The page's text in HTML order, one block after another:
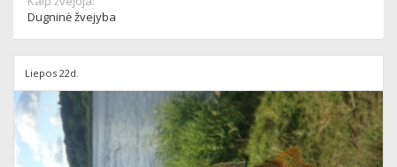
Dugninė žvejyba
Liepos 22d.